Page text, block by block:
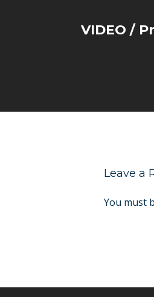
VIDEO /
Leave a
You must